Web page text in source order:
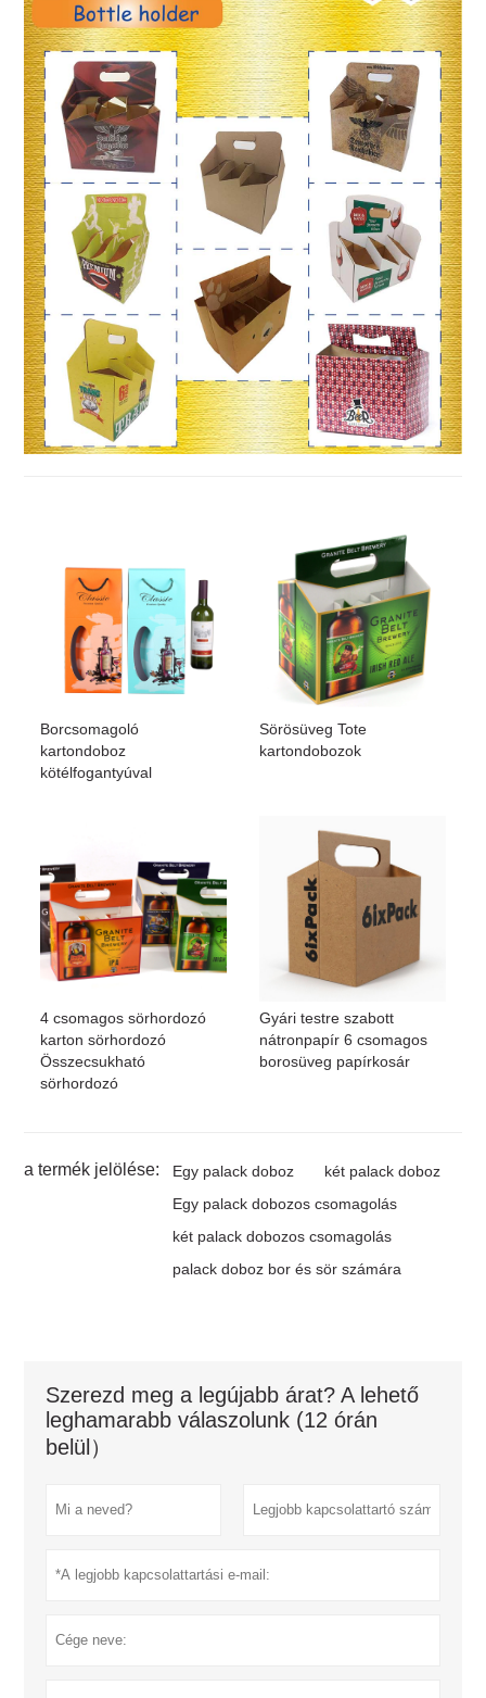
Borcsomagoló
kartondoboz
kötélfogantyúval
Sörösüveg Tote
kartondobozok
4 csomagos sörhordozó
karton sörhordozó
Összecsukható
sörhordozó
Gyári testre szabott
nátronpapír 6 csomagos
borosüveg papírkosár
a termék jelölése: Egy palack doboz
két palack doboz
Egy palack dobozos csomagolás
két palack dobozos csomagolás
palack doboz bor és sör számára
Szerezd meg a legújabb árat? A lehető
leghamarabb válaszolunk (12 órán
belül）